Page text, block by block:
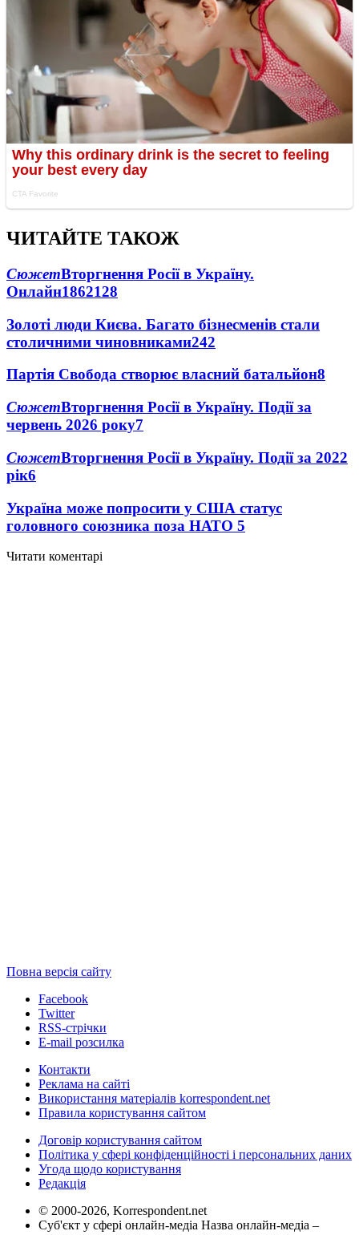
ЧИТАЙТЕ ТАКОЖ
СюжетВторгнення Росії в Україну.
Онлайн1862128
Золоті люди Києва. Багато бізнесменів стали
столичними чиновниками242
Партія Свобода створює власний батальйон8
СюжетВторгнення Росії в Україну. Події за
червень 2026 року7
СюжетВторгнення Росії в Україну. Події за 2022
рік6
Україна може попросити у США статус
головного союзника поза НАТО 5
Читати коментарі
Повна версія сайту
Facebook
Twitter
RSS-стрічки
E-mail розсилка
Контакти
Реклама на сайті
Використання матеріалів korrespondent.net
Правила користування сайтом
Договір користування сайтом
Політика у сфері конфіденційності і персональних даних
Угода щодо користування
Редакція
© 2000-2026, Korrespondent.net
Суб'єкт у сфері онлайн-медіа Назва онлайн-медіа –